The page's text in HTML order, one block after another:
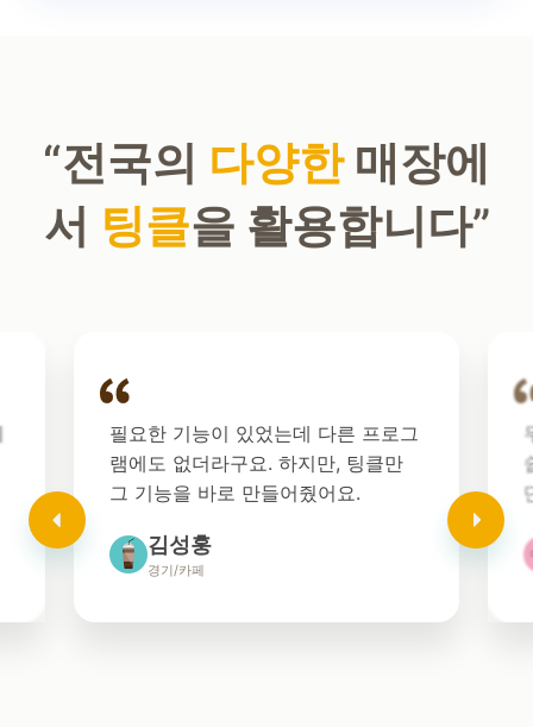
“전국의 다양한매장에
서 팅클을 활용합니다”
필요한 기능이 있었는데 다른 프로그
램에도 없더라구요. 하지만, 팅클만
그 기능을 바로 만들어줬어요.
김성훙
경기/카페